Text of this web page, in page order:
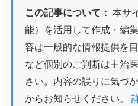
この記事について： 本サ
能）を活用して作成・編
容は一般的な情報提供を
など個別のご判断は主治
さい。内容の誤りに気づ
からお知らせください。